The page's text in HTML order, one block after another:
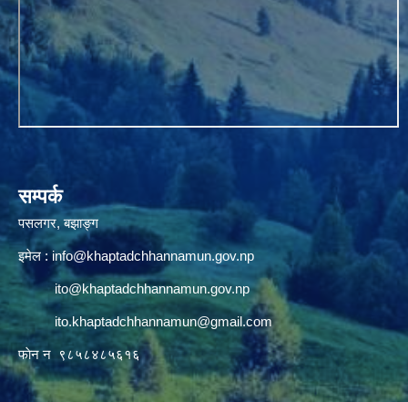
सम्पर्क
पसलगर, बझाङ्ग
इमेल : info@khaptadchhannamun.gov.np
ito@khaptadchhannamun.gov.np
ito.khaptadchhannamun@gmail.com
फाेन न‌‍‍ ९८५८४८५६१६